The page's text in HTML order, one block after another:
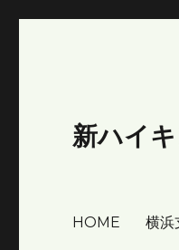
新ハイ
HOME 横浜